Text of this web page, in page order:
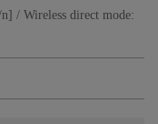
/ Wireless direct mode: